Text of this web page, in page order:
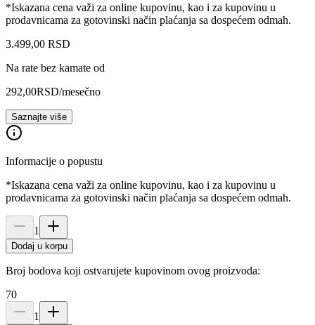
*Iskazana cena važi za online kupovinu, kao i za kupovinu u
prodavnicama za gotovinski način plaćanja sa dospećem odmah.
3.499,00 RSD
Na rate bez kamate od
292,00RSD/mesečno
Saznajte više
Informacije o popustu
*Iskazana cena važi za online kupovinu, kao i za kupovinu u
prodavnicama za gotovinski način plaćanja sa dospećem odmah.
1
Dodaj u korpu
Broj bodova koji ostvarujete kupovinom ovog proizvoda:
70
1